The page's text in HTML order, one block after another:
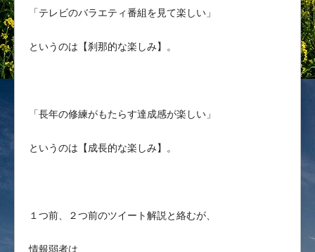
「テレビのバラエティ番組を見て楽しい」
というのは【刹那的な楽しみ】。
「長年の修練がもたらす達成感が楽しい」
というのは【成長的な楽しみ】。
１つ前、２つ前のツイート解説と絡むが、
情報弱者は、